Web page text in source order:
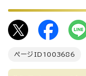
ページID 1003686